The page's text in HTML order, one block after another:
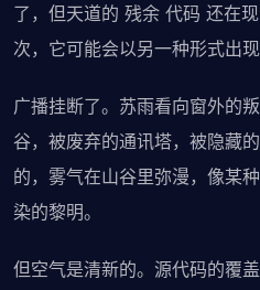
了，但天道的 残余 代码 还在
次，它可能会以另一种形式出
广播挂断了。苏雨看向窗外的
谷，被废弃的通讯塔，被隐藏
的，雾气在山谷里弥漫，像某
染的黎明。
但空气是清新的。源代码的覆